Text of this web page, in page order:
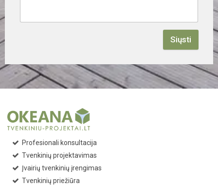
Siųsti
Profesionali konsultacija
Tvenkinių projektavimas
Įvairių tvenkinių įrengimas
Tvenkinių priežiūra